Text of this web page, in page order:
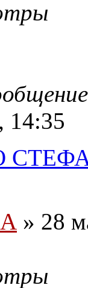
14:35
» 28